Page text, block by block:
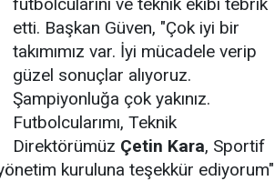
etti. Başkan Güven, "Çok iyi bir
takımımız var. İyi mücadele verip
güzel sonuçlar alıyoruz.
Şampiyonluğa çok yakınız.
Futbolcularımı, Teknik
Direktörümüz Çetin Kara, Sportif
kuruluna teşekkür ediyorum"